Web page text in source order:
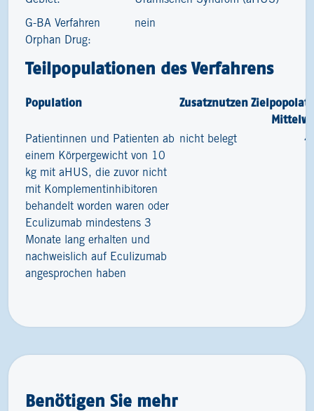
G-BA Verfahren
Orphan Drug:
nein
Teilpopulationen des Verfahrens
Population Zusatznutzen
Patientinnen und Patienten ab
einem Körpergewicht von 10
kg mit aHUS, die zuvor nicht
mit Komplementinhibitoren
behandelt worden waren oder
Eculizumab mindestens 3
Monate lang erhalten und
nachweislich auf Eculizumab
angesprochen haben
nicht belegt
Benötigen Sie mehr